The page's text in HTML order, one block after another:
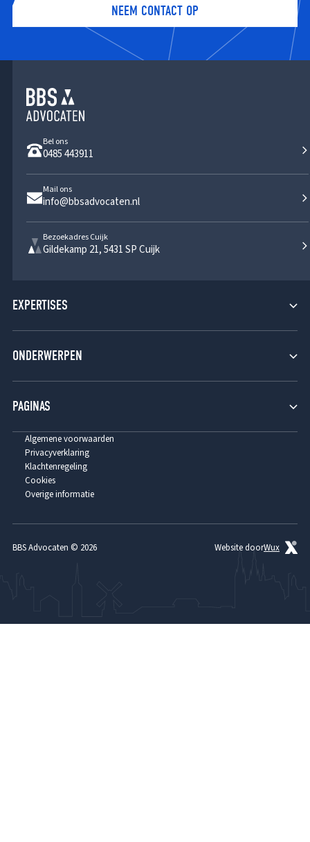
NEEM CONTACT OP
Bel ons
0485 443911
Mail ons
info@bbsadvocaten.nl
Bezoekadres Cuijk
Gildekamp 21, 5431 SP Cuijk
EXPERTISES
Aansprakelijkheidsrecht
Contractenrecht
ONDERWERPEN
Brand
Opzet en eigen schuld
Clausules
Beredding
PAGINAS
Home
Tarieven
Over ons
Algemene voorwaarden
Privacyverklaring
Klachtenregeling
Cookies
Overige informatie
BBS Advocaten © 2026 Website doorWux